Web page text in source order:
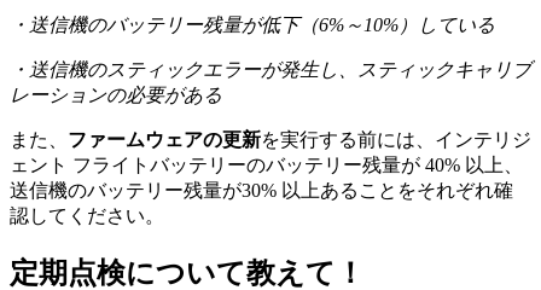
・送信機のバッテリー残量が低下（6%～10%）している
・送信機のスティックエラーが発生し、スティックキャリブ
レーションの必要がある
また、 ファームウェアの更新を実行する前には、インテリジ
ェント フライトバッテリーのバッテリー残量が 40% 以上、
送信機のバッテリー残量が30% 以上あることをそれぞれ確
認してください。
定期点検について教えて！